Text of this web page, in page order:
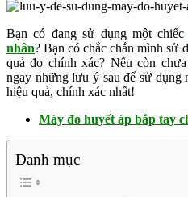
Bạn có đang sử dụng một chiếc
nhân? Bạn có chắc chắn mình sử
quả đo chính xác? Nếu còn
ngay những lưu ý sau để sử dụng
hiệu quả, chính xác nhất!
Máy đo huyết áp bắp tay
Danh mục